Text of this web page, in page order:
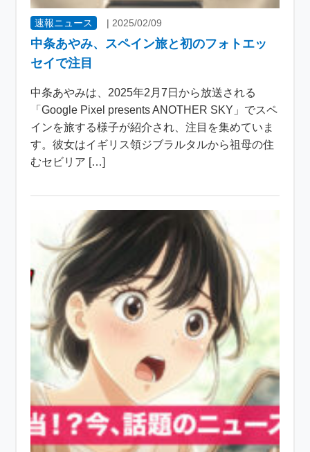
速報ニュース | 2025/02/09
中条あやみ、スペイン旅と初のフォトエッ
セイで注目
中条あやみは、2025年2月7日から放送される
「Google Pixel presents ANOTHER SKY」でスペ
インを旅する様子が紹介され、注目を集めていま
す。彼女はイギリス領ジブラルタルから祖母の住
むセビリア […]